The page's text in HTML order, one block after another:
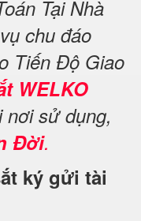
Tại Nhà
chu đáo
Tiến Độ Giao
WELKO
nơi sử dụng,
Đời.
ký gửi tài